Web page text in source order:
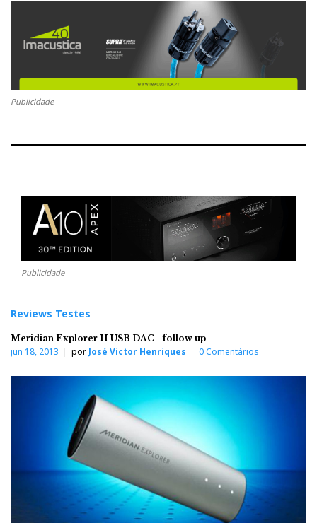
Publicidade
Publicidade
Reviews Testes
Meridian Explorer II USB DAC - follow up
jun 18, 2013 por José Victor Henriques 0 Comentários